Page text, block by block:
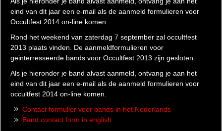
eind van dit jaar een e-mail als de aanmeld formulieren voor
Occultfest 2014 on-line komen.
Rond het weekend van zaterdag 7 september zal occultfest
2013 plaats vinden. De aanmeldformulieren voor
geinterresseerde bands voor Occultfest 2013 zijn gesloten.
Als je hieronder je band alvast aanmeld, ontvang je aan het
eind van dit jaar een e-mail als de aanmeld formulieren voor
occultfest 2014 on-line komen.
Contact formulier voor bands in het Nederlands
Band contact form in english